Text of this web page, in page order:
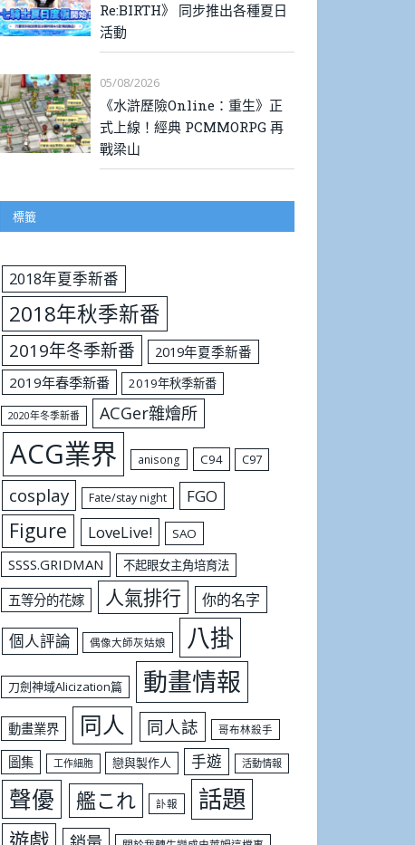
Re:BIRTH》 同步推出各種夏日
活動
05/08/2026
《水滸歷險Online：重生》正
式上線！經典 PCMMORPG 再
戰梁山
標籤
2018年夏季新番
2018年秋季新番
2019年冬季新番
2019年夏季新番
2019年春季新番
2019年秋季新番
2020年冬季新番 ACGer雜燴所
ACG業界 anisong C94 C97
cosplay Fate/stay night FGO
Figure LoveLive! SAO
SSSS.GRIDMAN 不起眼女主角培育法
五等分的花嫁 人氣排行 你的名字
個人評論 偶像大師灰姑娘 八掛
刀劍神域Alicization篇 動畫情報
動畫業界 同人 同人誌 哥布林殺手
圖集 工作細胞 戀與製作人 手遊 活動情報
聲優 艦これ 訃報 話題